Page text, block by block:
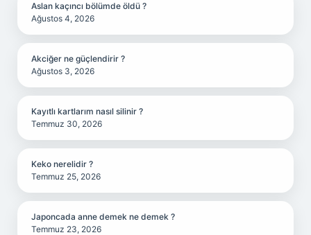
Aslan kaçıncı bölümde öldü ?
Ağustos 4, 2026
Akciğer ne güçlendirir ?
Ağustos 3, 2026
Kayıtlı kartlarım nasıl silinir ?
Temmuz 30, 2026
Keko nerelidir ?
Temmuz 25, 2026
Japoncada anne demek ne demek ?
Temmuz 23, 2026